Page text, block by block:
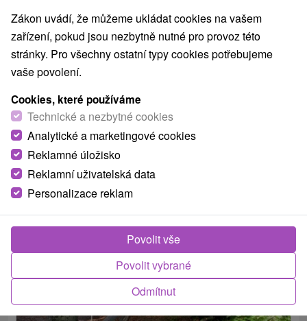
Turistické atrakcie(15) Múzeá a galérie(13)
ZOO a zvieracie farmy(3) Botanické záhrady(1)
Jazerá, plesá, vodné nádrže (9) Štíty(1)
Atrakce s dětmi
Pamätníky(6) Aquaparky, kúpaliská
Planetária a observatória (1)
Detské centrá a mestečká(1) Laserarény a paintball
Obce a města
Trnava(1) Piešťany(1)
Zákon uvádí, že můžeme ukládat cookies na vašem
zařízení, pokud jsou nezbytně nutné pro provoz této
stránky. Pro všechny ostatní typy cookies potřebujeme
vaše povolení.
Cookies, které používáme
Technické a nezbytné cookies
Analytické a marketingové cookies
Reklamné úložisko
Reklamní uživatelská data
Personalizace reklam
Odmítnut
Povolit vybrané
Povolit vše